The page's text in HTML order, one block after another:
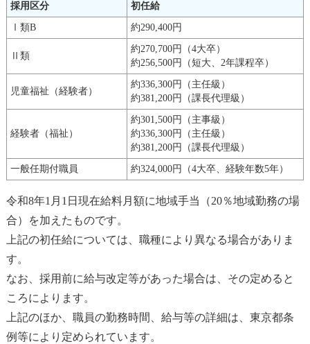
採用区分 初任給
Ⅰ類B 約290,400円
Ⅱ類
約270,700円（4大卒）
約256,500円（短大、2年課程卒）
児童福祉（経験者）
約336,300円（主任級）
約381,200円（課長代理級）
経験者（福祉）
約301,500円（主事級）
約336,300円（主任級）
約381,200円（課長代理級）
一般任期付職員 約324,000円（4大卒、経験年数5年）
令和8年1月1日現在給料月額に地域手当（20％地域勤務の場
合）を加えたものです。
上記の初任給については、職種により異なる場合がありま
す。
なお、採用前に給与改定等があった場合は、その定めると
ころによります。
上記のほか、職員の勤務時間、給与等の詳細は、東京都条
例等により定められています。